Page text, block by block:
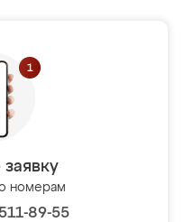
заявку
номерам
89-55